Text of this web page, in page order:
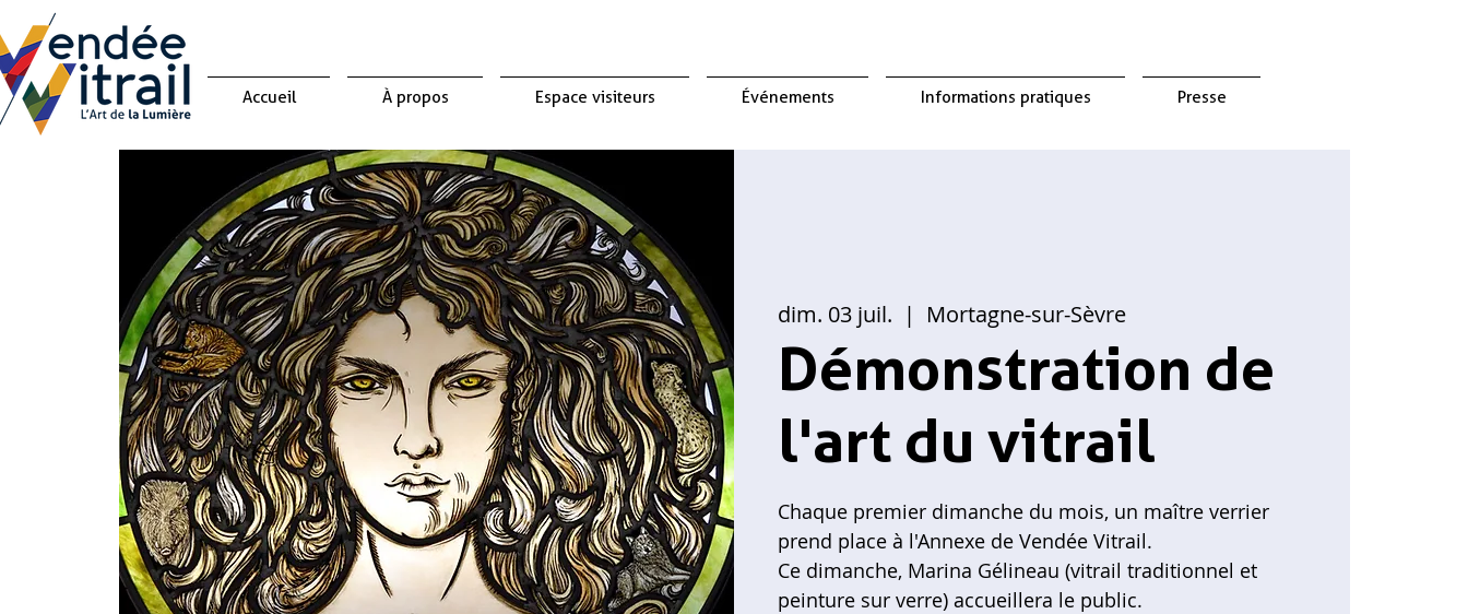
Accueil À propos Espace visiteurs Événements Informations pratiques Presse
dim. 03 juil.
  |
Mortagne-sur-Sèvre
Démonstration de
l'art du vitrail
Chaque premier dimanche du mois, un maître verrier
prend place à l'Annexe de Vendée Vitrail.
Ce dimanche, Marina Gélineau (vitrail traditionnel et
peinture sur verre) accueillera le public.